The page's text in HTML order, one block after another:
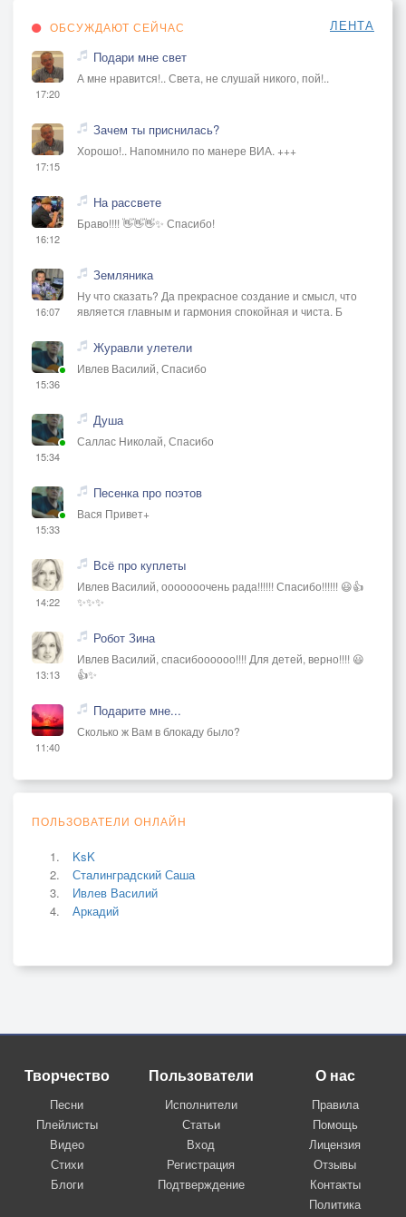
ОБСУЖДАЮТ СЕЙЧАС ЛЕНТА
17:20
Подари мне свет
А мне нравится!.. Света, не слушай никого, пой!..
17:15
Зачем ты приснилась?
Хорошо!.. Напомнило по манере ВИА. +++
16:12
На рассвете
Браво!!!! 👋👋👋✨ Спасибо!
16:07
Земляника
Ну что сказать? Да прекрасное создание и смысл, что
является главным и гармония спокойная и чиста. Б
15:36
Журавли улетели
Ивлев Василий, Спасибо
15:34
Душа
Саллас Николай, Спасибо
15:33
Песенка про поэтов
Вася Привет+
14:22
Всё про куплеты
Ивлев Василий, ооооооочень рада!!!!!! Спасибо!!!!!! 😃👍
✨✨✨
13:13
Робот Зина
Ивлев Василий, спасибоооооо!!!! Для детей, верно!!!! 😃
👍✨
11:40
Подарите мне...
Сколько ж Вам в блокаду было?
ПОЛЬЗОВАТЕЛИ ОНЛАЙН
KsK
Сталинградский Саша
Ивлев Василий
Аркадий
Творчество
Песни
Плейлисты
Видео
Стихи
Блоги
Пользователи
Исполнители
Статьи
Вход
Регистрация
Подтверждение
О нас
Правила
Помощь
Лицензия
Отзывы
Контакты
Политика